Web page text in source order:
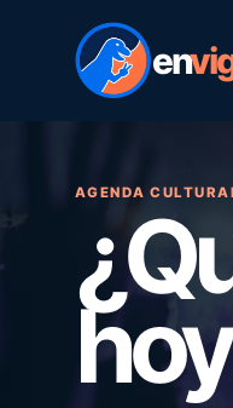
en
AGENDA